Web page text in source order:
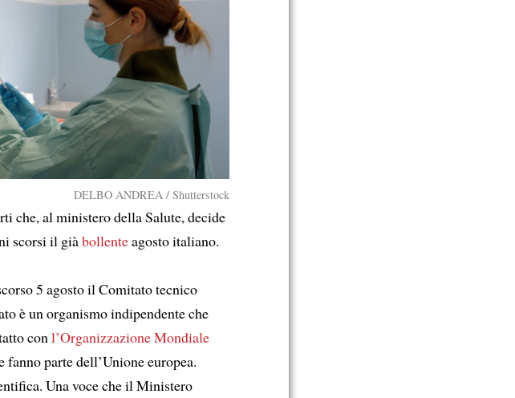
DELBO ANDREA / Shutterstock
che, al ministero della Salute, decide
scorsi il giàbollenteagosto italiano.
5 agosto il Comitato tecnico
è un organismo indipendente che
con l’Organizzazione Mondiale
parte dell’Unione europea.
Una voce che il Ministero